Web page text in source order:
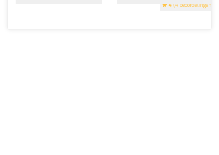
4 (4 beoordelingen)